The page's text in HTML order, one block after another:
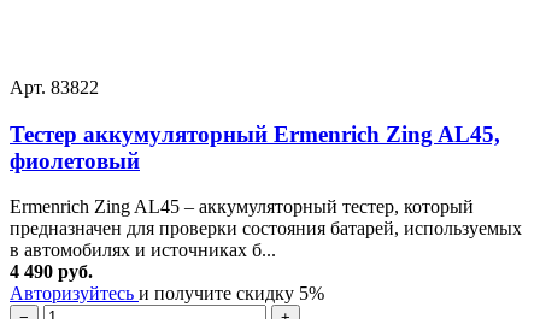
Арт. 83822
Тестер аккумуляторный Ermenrich Zing AL45,
фиолетовый
Ermenrich Zing AL45 – аккумуляторный тестер, который
предназначен для проверки состояния батарей, используемых
в автомобилях и источниках б...
4 490 руб.
Авторизуйтесь и получите скидку 5%